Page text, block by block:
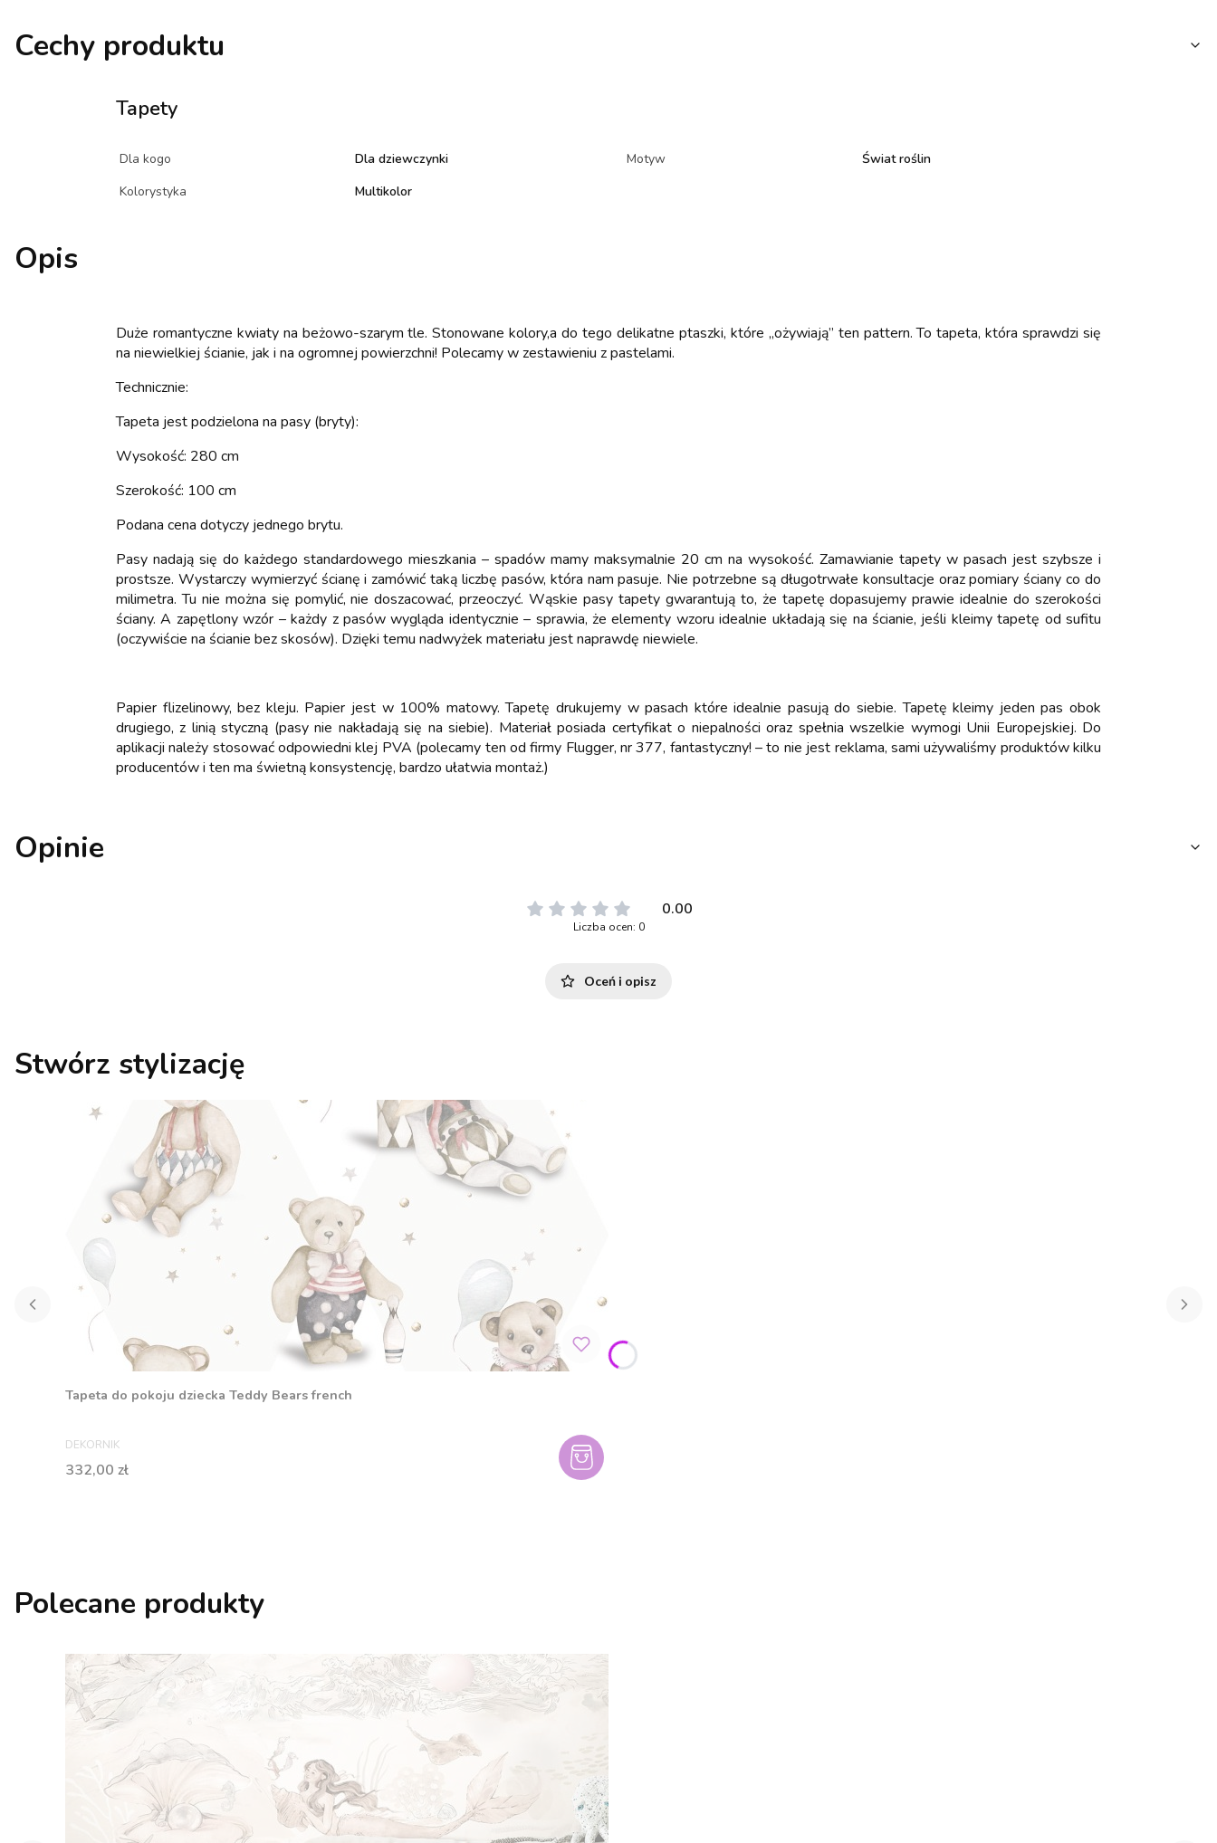
Cechy produktu
Tapety
Dla kogo Dla dziewczynki Motyw
Świat roślin
Kolorystyka
Multikolor
Opis
Duże romantyczne kwiaty na beżowo-szarym tle. Stonowane kolory,a do tego delikatne ptaszki, które „ożywiają” ten pattern. To tapeta, która sprawdzi się
na niewielkiej ścianie, jak i na ogromnej powierzchni! Polecamy w zestawieniu z pastelami.
Technicznie:
Tapeta jest podzielona na pasy (bryty):
Wysokość: 280 cm
Szerokość: 100 cm
Podana cena dotyczy jednego brytu.
Pasy nadają się do każdego standardowego mieszkania – spadów mamy maksymalnie 20 cm na wysokość. Zamawianie tapety w pasach jest szybsze i
prostsze. Wystarczy wymierzyć ścianę i zamówić taką liczbę pasów, która nam pasuje. Nie potrzebne są długotrwałe konsultacje oraz pomiary ściany co do
milimetra. Tu nie można się pomylić, nie doszacować, przeoczyć. Wąskie pasy tapety gwarantują to, że tapetę dopasujemy prawie idealnie do szerokości
ściany. A zapętlony wzór – każdy z pasów wygląda identycznie – sprawia, że elementy wzoru idealnie układają się na ścianie, jeśli kleimy tapetę od sufitu
(oczywiście na ścianie bez skosów). Dzięki temu nadwyżek materiału jest naprawdę niewiele.
Papier flizelinowy, bez kleju. Papier jest w 100% matowy. Tapetę drukujemy w pasach które idealnie pasują do siebie. Tapetę kleimy jeden pas obok
drugiego, z linią styczną (pasy nie nakładają się na siebie). Materiał posiada certyfikat o niepalności oraz spełnia wszelkie wymogi Unii Europejskiej. Do
aplikacji należy stosować odpowiedni klej PVA (polecamy ten od firmy Flugger, nr 377, fantastyczny! – to nie jest reklama, sami używaliśmy produktów kilku
producentów i ten ma świetną konsystencję, bardzo ułatwia montaż.)
Opinie
0.00
Liczba ocen: 0
Oceń i opisz
Stwórz stylizację
Tapeta do pokoju dziecka Teddy Bears french
PRODUCENT
DEKORNIK
Cena
332,00 zł
Polecane produkty